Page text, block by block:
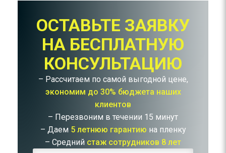
ОСТАВЬТЕ ЗАЯВКУ
НА БЕСПЛАТНУЮ
КОНСУЛЬТАЦИЮ
– Рассчитаем по самой выгодной цене,
экономим до 30% бюджета наших
клиентов
– Перезвоним в течении 15 минут
– Даем 5 летнюю гарантию на пленку
– Средний стаж сотрудников 8 лет